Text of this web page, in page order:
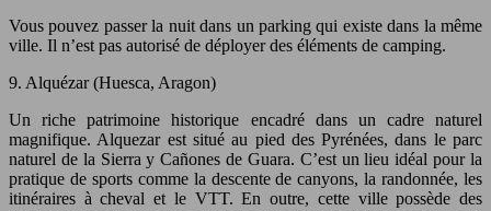
Vous pouvez passer la nuit dans un parking qui existe dans la même
ville. Il n’est pas autorisé de déployer des éléments de camping.
9. Alquézar (Huesca, Aragon)
Un riche patrimoine historique encadré dans un cadre naturel
magnifique. Alquezar est situé au pied des Pyrénées, dans le parc
naturel de la Sierra y Cañones de Guara. C’est un lieu idéal pour la
pratique de sports comme la descente de canyons, la randonnée, les
itinéraires à cheval et le VTT. En outre, cette ville possède des